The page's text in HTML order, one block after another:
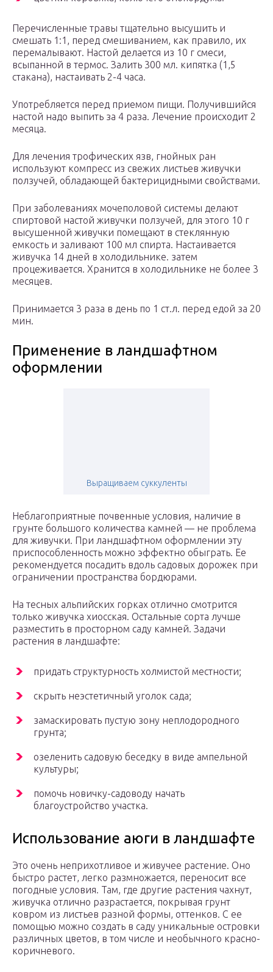
Перечисленные травы тщательно высушить и
смешать 1:1, перед смешиванием, как правило, их
перемалывают. Настой делается из 10 г смеси,
всыпанной в термос. Залить 300 мл. кипятка (1,5
стакана), настаивать 2-4 часа.
Употребляется перед приемом пищи. Получившийся
настой надо выпить за 4 раза. Лечение происходит 2
месяца.
Для лечения трофических язв, гнойных ран
используют компресс из свежих листьев живучки
ползучей, обладающей бактерицидными свойствами.
При заболеваниях мочеполовой системы делают
спиртовой настой живучки ползучей, для этого 10 г
высушенной живучки помещают в стеклянную
емкость и заливают 100 мл спирта. Настаивается
живучка 14 дней в холодильнике. затем
процеживается. Хранится в холодильнике не более 3
месяцев.
Принимается 3 раза в день по 1 ст.л. перед едой за 20
мин.
Применение в ландшафтном
оформлении
Выращиваем суккуленты
Неблагоприятные почвенные условия, наличие в
грунте большого количества камней — не проблема
для живучки. При ландшафтном оформлении эту
приспособленность можно эффектно обыграть. Ее
рекомендуется посадить вдоль садовых дорожек при
ограничении пространства бордюрами.
На тесных альпийских горках отлично смотрится
только живучка хиосская. Остальные сорта лучше
разместить в просторном саду камней. Задачи
растения в ландшафте:
придать структурность холмистой местности;
скрыть неэстетичный уголок сада;
замаскировать пустую зону неплодородного
грунта;
озеленить садовую беседку в виде ампельной
культуры;
помочь новичку-садоводу начать
благоустройство участка.
Использование аюги в ландшафте
Это очень неприхотливое и живучее растение. Оно
быстро растет, легко размножается, переносит все
погодные условия. Там, где другие растения чахнут,
живучка отлично разрастается, покрывая грунт
ковром из листьев разной формы, оттенков. С ее
помощью можно создать в саду уникальные островки
различных цветов, в том числе и необычного красно-
коричневого.